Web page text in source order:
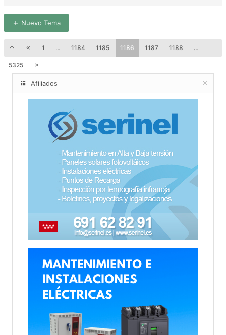
Nuevo Tema
1 … 1184 1185 1186 1187 1188 …
5325
Afiliados